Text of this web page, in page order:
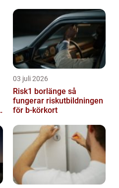
03 juli 2026
Risk1 borlänge så
fungerar riskutbildningen
för b-körkort